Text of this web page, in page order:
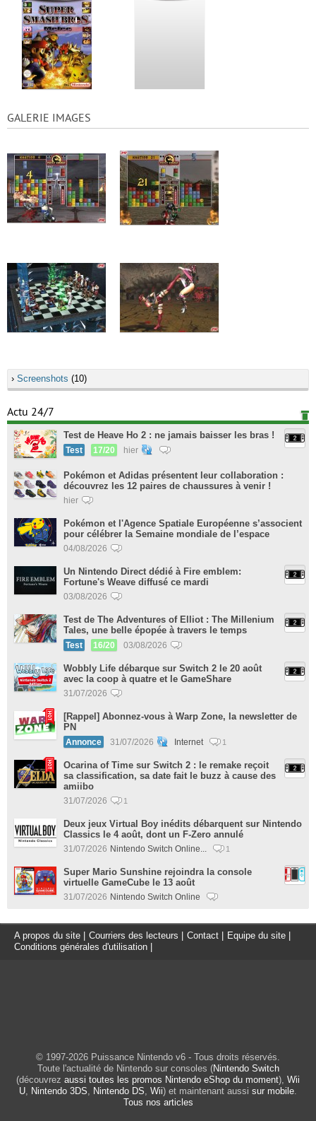
GALERIE IMAGES
› Screenshots (10)
Actu 24/7
Test de Heave Ho 2 : ne jamais baisser les bras !
Test 17/20 hier
Pokémon et Adidas présentent leur collaboration :
découvrez les 12 paires de chaussures à venir !
hier
Pokémon et l'Agence Spatiale Européenne s’associent
pour célébrer la Semaine mondiale de l’espace
04/08/2026
Un Nintendo Direct dédié à Fire emblem:
Fortune's Weave diffusé ce mardi
03/08/2026
Test de The Adventures of Elliot : The Millenium
Tales, une belle épopée à travers le temps
Test 16/20 03/08/2026
Wobbly Life débarque sur Switch 2 le 20 août
avec la coop à quatre et le GameShare
31/07/2026
[Rappel] Abonnez-vous à Warp Zone, la newsletter de
PN
Annonce 31/07/2026 Internet 1
Ocarina of Time sur Switch 2 : le remake reçoit
sa classification, sa date fait le buzz à cause des
amiibo
31/07/2026 1
Deux jeux Virtual Boy inédits débarquent sur Nintendo
Classics le 4 août, dont un F-Zero annulé
31/07/2026 Nintendo Switch Online... 1
Super Mario Sunshine rejoindra la console
virtuelle GameCube le 13 août
31/07/2026 Nintendo Switch Online
A propos du site Courriers des lecteurs Contact Equipe du site
Conditions générales d'utilisation
© 1997-2026 Puissance Nintendo v6 - Tous droits réservés.
Toute l'actualité de Nintendo sur consoles (Nintendo Switch
(découvrez aussi toutes les promos Nintendo eShop du moment), Wii
U, Nintendo 3DS, Nintendo DS, Wii) et maintenant aussi sur mobile.
Tous nos articles